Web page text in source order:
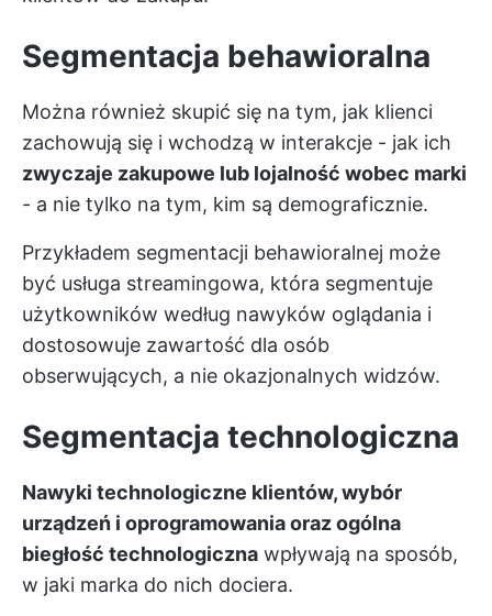
Segmentacja behawioralna
Można również skupić się na tym, jak klienci
zachowują się i wchodzą w interakcje - jak ich
zwyczaje zakupowe lub lojalność wobec marki
- a nie tylko na tym, kim są demograficznie.
Przykładem segmentacji behawioralnej może
być usługa streamingowa, która segmentuje
użytkowników według nawyków oglądania i
dostosowuje zawartość dla osób
obserwujących, a nie okazjonalnych widzów.
Segmentacja technologiczna
Nawyki technologiczne klientów, wybór
urządzeń i oprogramowania oraz ogólna
biegłość technologiczna wpływają na sposób,
w jaki marka do nich dociera.